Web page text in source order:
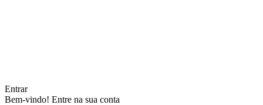
Entrar
Bem-vindo! Entre na sua conta